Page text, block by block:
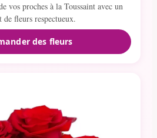
vos proches à la Toussaint avec un
de fleurs respectueux.
des fleurs